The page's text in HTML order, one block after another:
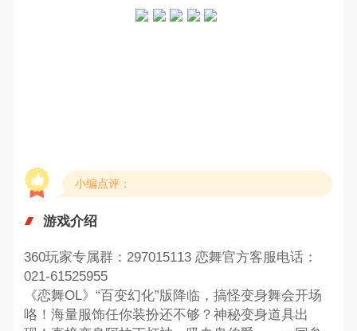
小编点评：
游戏介绍
360玩家专属群：297015113 恋舞官方客服电话：
021-61525955
《恋舞OL》“百变幻化”版降临，搞怪变身舞会开场
咯！海量服饰任你装扮还不够？神秘变身道具出